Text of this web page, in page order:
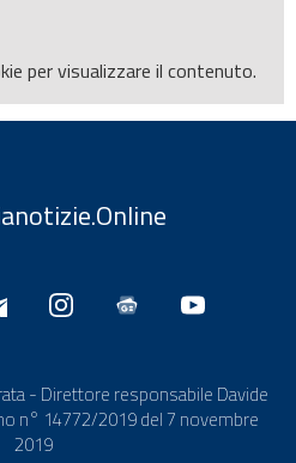
per visualizzare il contenuto.
- Direttore responsabile Davide
n° 14772/2019 del 7 novembre
2019